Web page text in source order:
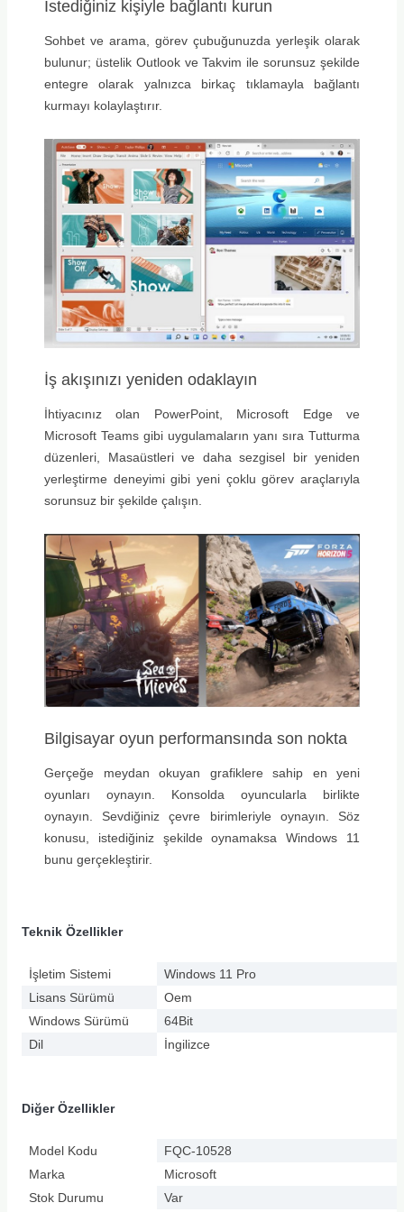
İstediğiniz kişiyle bağlantı kurun
Sohbet ve arama, görev çubuğunuzda yerleşik olarak
bulunur; üstelik Outlook ve Takvim ile sorunsuz şekilde
entegre olarak yalnızca birkaç tıklamayla bağlantı
kurmayı kolaylaştırır.
İş akışınızı yeniden odaklayın
İhtiyacınız olan PowerPoint, Microsoft Edge ve
Microsoft Teams gibi uygulamaların yanı sıra Tutturma
düzenleri, Masaüstleri ve daha sezgisel bir yeniden
yerleştirme deneyimi gibi yeni çoklu görev araçlarıyla
sorunsuz bir şekilde çalışın.
Bilgisayar oyun performansında son nokta
Gerçeğe meydan okuyan grafiklere sahip en yeni
oyunları oynayın. Konsolda oyuncularla birlikte
oynayın. Sevdiğiniz çevre birimleriyle oynayın. Söz
konusu, istediğiniz şekilde oynamaksa Windows 11
bunu gerçekleştirir.
Teknik Özellikler
İşletim Sistemi
Windows 11 Pro
Lisans Sürümü
Oem
Windows Sürümü
64Bit
Dil
İngilizce
Diğer Özellikler
Model Kodu
FQC-10528
Marka
Microsoft
Stok Durumu
Var